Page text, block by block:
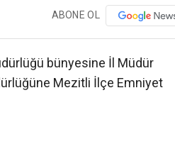
ABONE OL
bünyesine İl Müdür
Mezitli İlçe Emniyet